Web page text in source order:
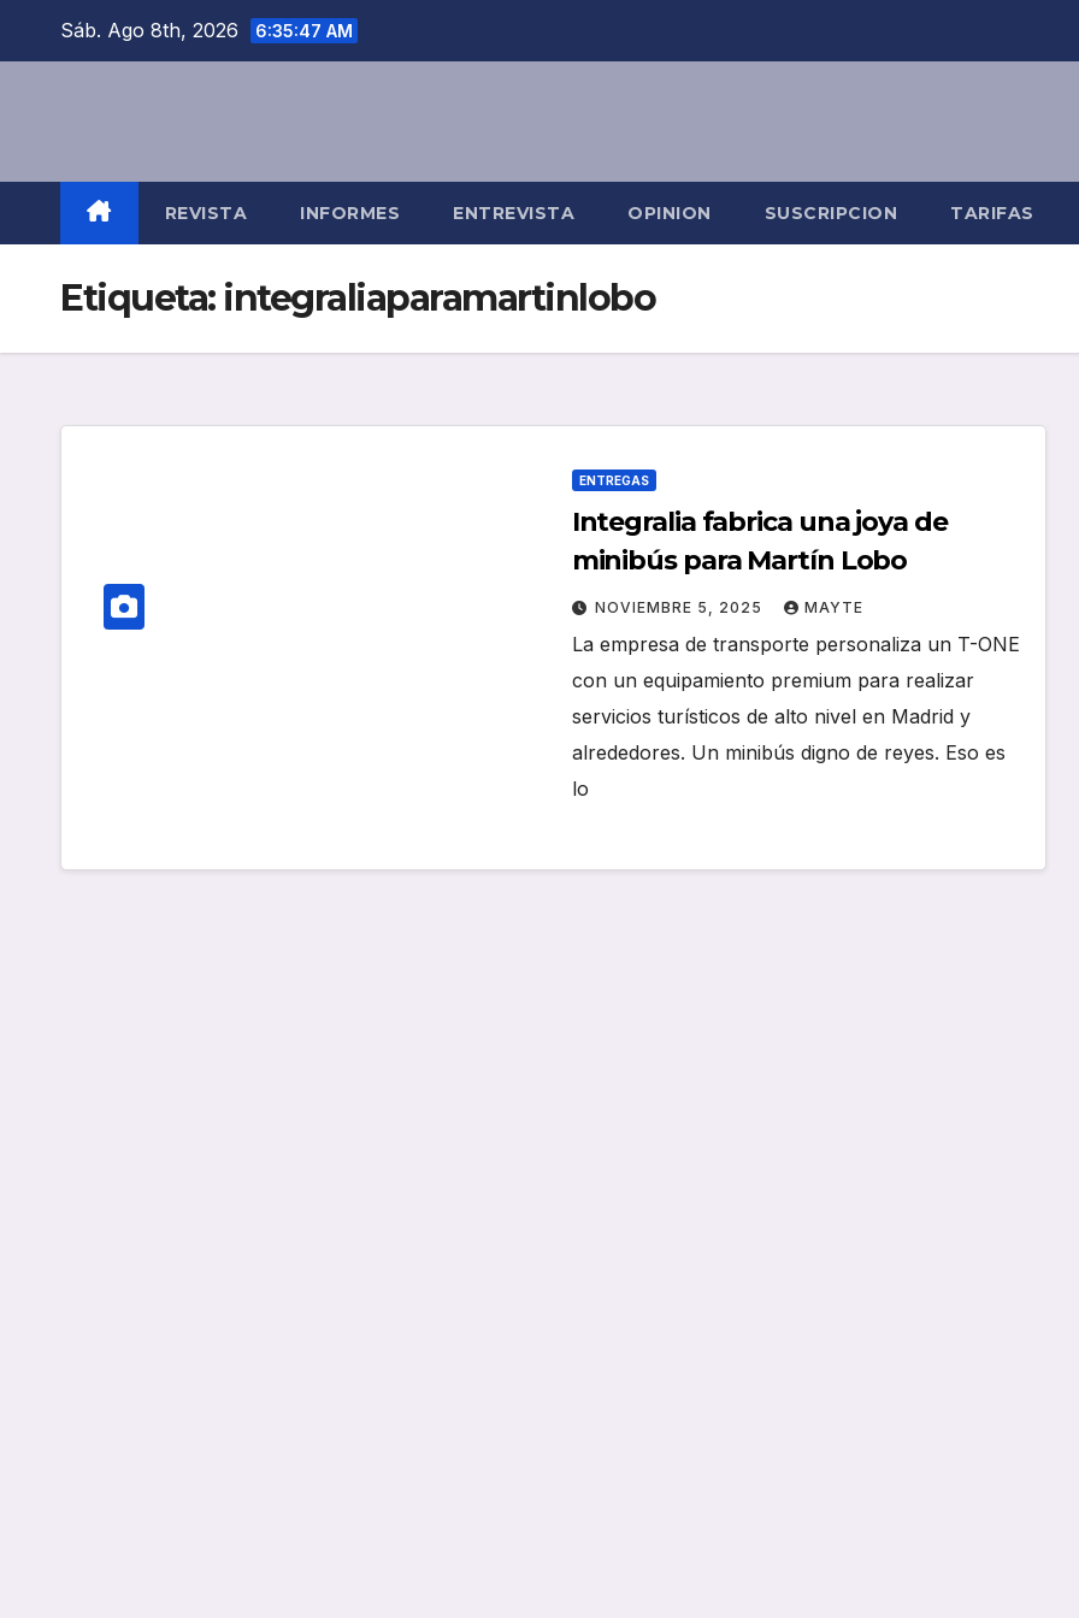
Sáb. Ago 8th, 2026 6:35:48 AM
REVISTA INFORMES ENTREVISTA OPINION SUSCRIPCION TARIFAS
Etiqueta: integraliaparamartinlobo
ENTREGAS
Integralia fabrica una joya de
minibús para Martín Lobo
NOVIEMBRE 5, 2025 MAYTE
La empresa de transporte personaliza un T-ONE
con un equipamiento premium para realizar
servicios turísticos de alto nivel en Madrid y
alrededores. Un minibús digno de reyes. Eso es
lo